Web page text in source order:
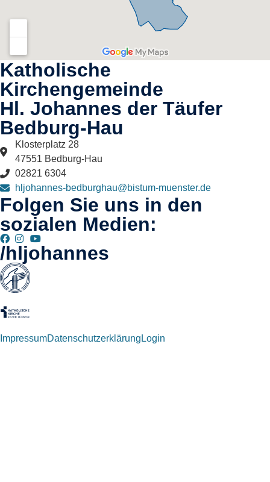
Katholische
Kirchengemeinde
Hl. Johannes der Täufer
Bedburg-Hau​
Klosterplatz 28
47551 Bedburg-Hau
02821 6304
hljohannes-bedburghau@bistum-muenster.de
Folgen Sie uns in den
sozialen Medien:
/hljohannes
ImpressumDatenschutzerklärung Login